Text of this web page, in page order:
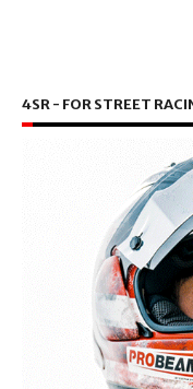
4SR - FOR STREET